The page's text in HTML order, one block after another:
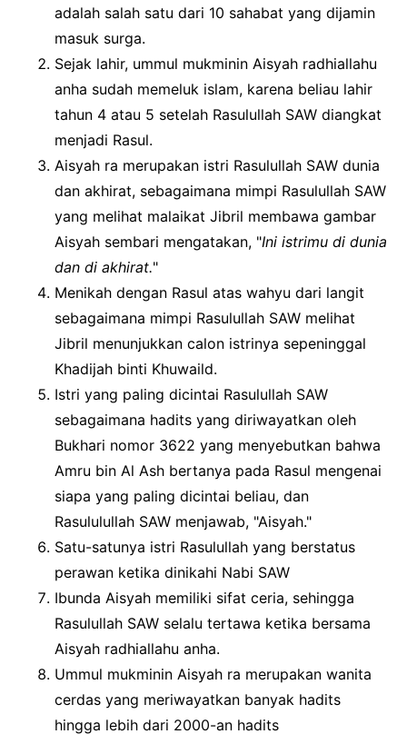
adalah salah satu dari 10 sahabat yang dijamin
masuk surga.
Sejak lahir, ummul mukminin Aisyah radhiallahu
anha sudah memeluk islam, karena beliau lahir
tahun 4 atau 5 setelah Rasulullah SAW diangkat
menjadi Rasul.
Aisyah ra merupakan istri Rasulullah SAW dunia
dan akhirat, sebagaimana mimpi Rasulullah SAW
yang melihat malaikat Jibril membawa gambar
Aisyah sembari mengatakan, "Ini istrimu di dunia
dan di akhirat."
Menikah dengan Rasul atas wahyu dari langit
sebagaimana mimpi Rasulullah SAW melihat
Jibril menunjukkan calon istrinya sepeninggal
Khadijah binti Khuwaild.
Istri yang paling dicintai Rasulullah SAW
sebagaimana hadits yang diriwayatkan oleh
Bukhari nomor 3622 yang menyebutkan bahwa
Amru bin Al Ash bertanya pada Rasul mengenai
siapa yang paling dicintai beliau, dan
Rasululullah SAW menjawab, "Aisyah."
Satu-satunya istri Rasulullah yang berstatus
perawan ketika dinikahi Nabi SAW
Ibunda Aisyah memiliki sifat ceria, sehingga
Rasulullah SAW selalu tertawa ketika bersama
Aisyah radhiallahu anha.
Ummul mukminin Aisyah ra merupakan wanita
cerdas yang meriwayatkan banyak hadits
hingga lebih dari 2000-an hadits